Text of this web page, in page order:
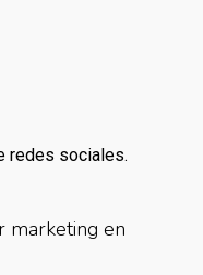
redes sociales.
marketing en